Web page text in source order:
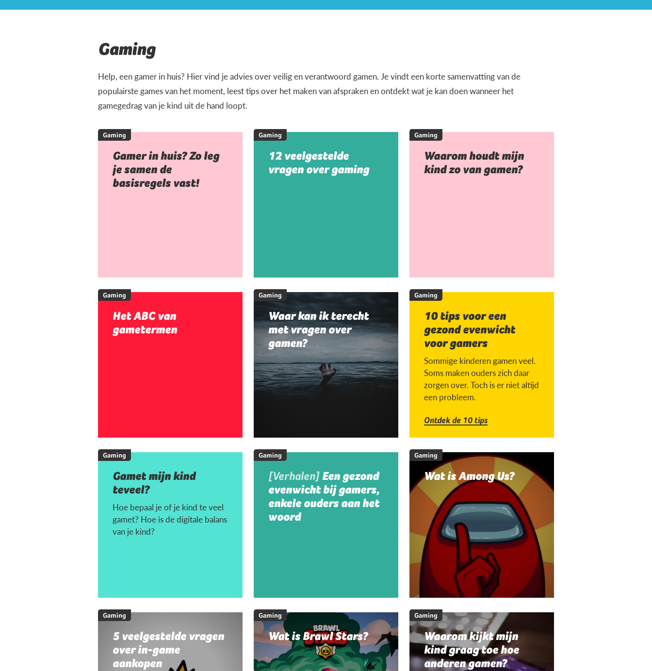
Gaming
Help, een gamer in huis? Hier vind je advies over veilig en verantwoord gamen. Je vindt een korte samenvatting van de
populairste games van het moment, leest tips over het maken van afspraken en ontdekt wat je kan doen wanneer het
gamegedrag van je kind uit de hand loopt.
Gaming
Gamer in huis? Zo leg
je samen de
basisregels vast!
Gaming
12 veelgestelde
vragen over gaming
Gaming
Waarom houdt mijn
kind zo van gamen?
Gaming
Het ABC van
gametermen
Gaming
Waar kan ik terecht
met vragen over
gamen?
Gaming
10 tips voor een
gezond evenwicht
voor gamers
Sommige kinderen gamen veel.
Soms maken ouders zich daar
zorgen over. Toch is er niet altijd
een probleem.
Ontdek de 10 tips
Gaming
Gamet mijn kind
teveel?
Hoe bepaal je of je kind te veel
gamet? Hoe is de digitale balans
van je kind?
Gaming
[Verhalen] Een gezond
evenwicht bij gamers,
enkele ouders aan het
woord
Gaming
Wat is Among Us?
Gaming
5 veelgestelde vragen
over in-game
aankopen
Gaming
Wat is Brawl Stars?
Gaming
Waarom kijkt mijn
kind graag toe hoe
anderen gamen?